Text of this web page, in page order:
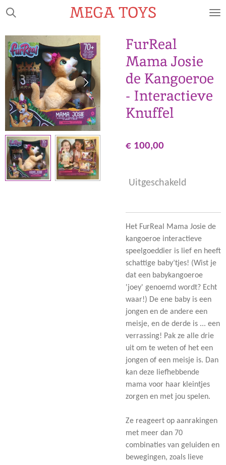
Ga
naar
de
hoofdinhoud
MEGA TOYS
FurReal
Mama Josie
de Kangoeroe
- Interactieve
Knuffel
€ 100,00
Uitgeschakeld
Het FurReal Mama Josie de
kangoeroe interactieve
speelgoeddier is lief en heeft
schattige baby’tjes! (Wist je
dat een babykangoeroe
'joey' genoemd wordt? Echt
waar!) De ene baby is een
jongen en de andere een
meisje, en de derde is ... een
verrassing! Pak ze alle drie
uit om te weten of het een
jongen of een meisje is. Dan
kan deze liefhebbende
mama voor haar kleintjes
zorgen en met jou spelen.
Ze reageert op aanrakingen
met meer dan 70
combinaties van geluiden en
bewegingen, zoals lieve